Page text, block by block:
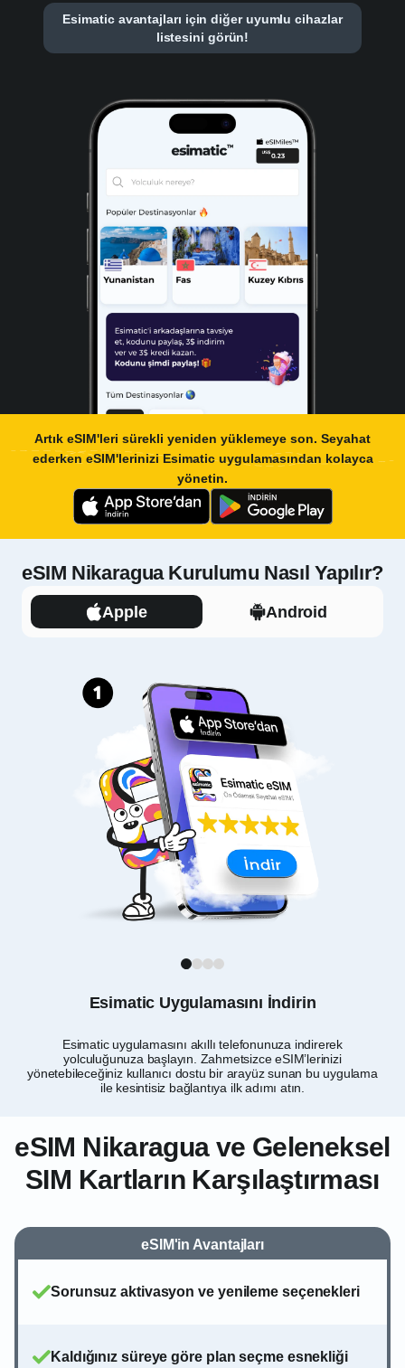
Esimatic avantajları için diğer uyumlu cihazlar
listesini görün!
Artık eSIM'leri sürekli yeniden yüklemeye son. Seyahat
ederken eSIM'leriniziEsimatic uygulamasından kolayca
yönetin.
eSIM Nikaragua Kurulumu Nasıl Yapılır?
Apple Android
Esimatic Uygulamasını İndirin
Esimatic uygulamasını akıllı telefonunuza indirerek
yolculuğunuza başlayın. Zahmetsizce eSIM’lerinizi
yönetebileceğiniz kullanıcı dostu bir arayüz sunan bu uygulama
ile kesintisiz bağlantıya ilk adımı atın.
1 2 3 4
eSIM Nikaragua ve Geleneksel
SIM Kartların Karşılaştırması
eSIM'in Avantajları
Sorunsuz aktivasyon ve yenileme seçenekleri
Kaldığınız süreye göre plan seçme esnekliği